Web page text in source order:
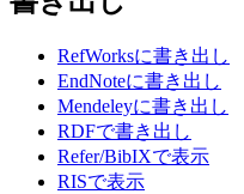
RefWorksに書き出し
EndNoteに書き出し
Mendeleyに書き出し
RDFで書き出し
Refer/BibIXで表示
RISで表示